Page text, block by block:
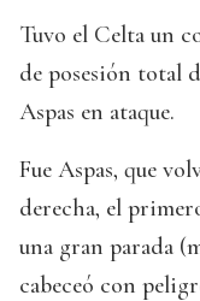
Tuvo el Celta un
de posesión total
Aspas en ataque.
Fue Aspas, que
derecha, el
una gran parada
cabeceó con